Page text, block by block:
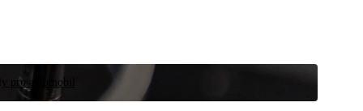
pro automobil